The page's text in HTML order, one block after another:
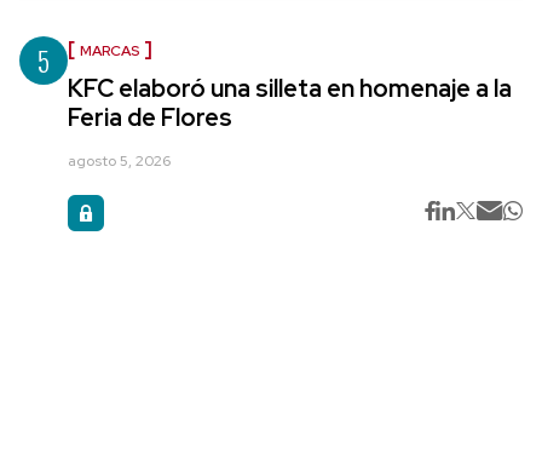
5 MARCAS
KFC elaboró una silleta en homenaje a la
Feria de Flores
agosto 5, 2026